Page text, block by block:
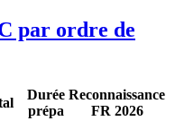
par ordre de
Durée
prépa
Reconnaissance
FR 2026